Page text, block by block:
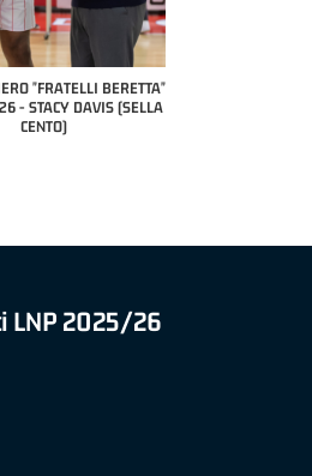
MVP "FRATELLI BERETTA" SAMUEL
DILAS B NAZIONALE APRILE '26 -
MARCO RESTELLI (TAV TREVIGLIO
LNP 2025/26